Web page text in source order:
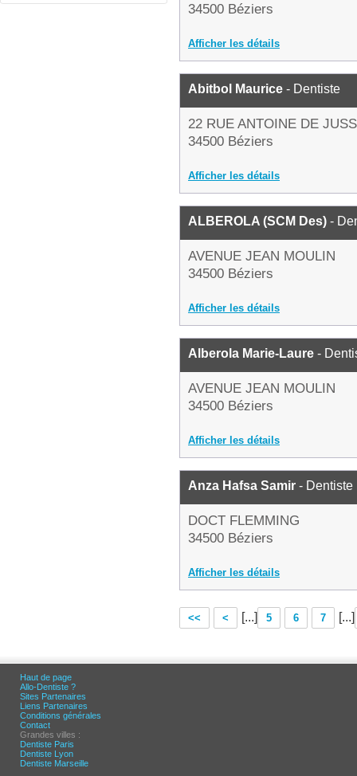
34500 Béziers
Afficher les détails
Abitbol Maurice - Dentiste
22 RUE ANTOINE DE
34500 Béziers
Afficher les détails
ALBEROLA (SCM Des) -
AVENUE JEAN MOULIN
34500 Béziers
Afficher les détails
Alberola Marie-Laure -
AVENUE JEAN MOULIN
34500 Béziers
Afficher les détails
Anza Hafsa Samir - Dentiste
DOCT FLEMMING
34500 Béziers
Afficher les détails
<< < [...] 5 6 7 [...]
Haut de page
Allo-Dentiste ?
Sites Partenaires
Liens Partenaires
Conditions générales
Contact
Grandes villes :
Dentiste Paris
Dentiste Lyon
Dentiste Marseille